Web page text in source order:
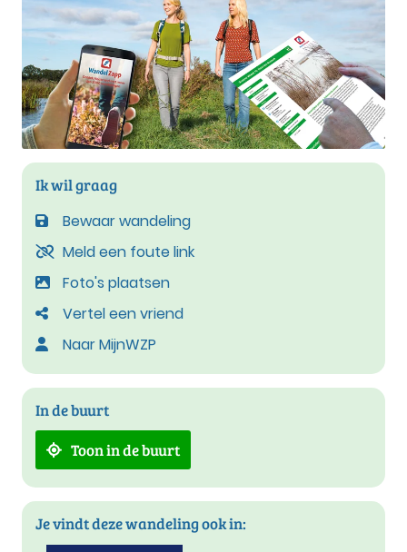
Ik wil graag
Bewaar wandeling
Meld een foute link
Foto's plaatsen
Vertel een vriend
Naar MijnWZP
In de buurt
Toon in de buurt
Je vindt deze wandeling ook in: